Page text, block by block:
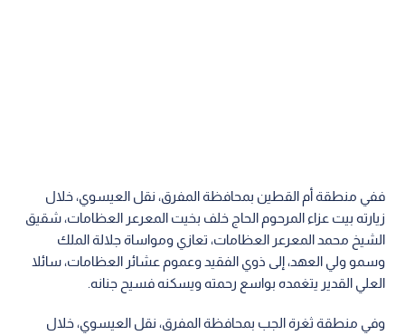
ففي منطقة أم القطين بمحافظة المفرق، نقل العيسوي، خلال
زيارته بيت عزاء المرحوم الحاج خلف بخيت المعرعر العظامات، شقيق
الشيخ محمد المعرعر العظامات، تعازي ومواساة جلالة الملك
وسمو ولي العهد، إلى ذوي الفقيد وعموم عشائر العظامات، سائلا
العلي القدير يتغمده بواسع رحمته ويسكنه فسيح جنانه.
وفي منطقة ثغرة الجب بمحافظة المفرق، نقل العيسوي، خلال